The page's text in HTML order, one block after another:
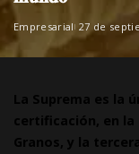
Empresarial 27 de
La Suprema es la
certificación, en la
Granos, y la